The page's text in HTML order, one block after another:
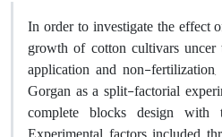
In order to investigate the effect
growth of cotton cultivars
application and non-
Gorgan as a split-factorial
complete blocks design with